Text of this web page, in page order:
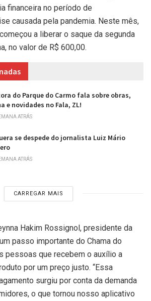
financeira no período de
causada pela pandemia. Neste mês,
a liberar o saque da segunda
no valor de R$ 600,00.
do Parque do Carmo fala sobre obras,
e novidades no Fala, ZL!
ATRÁS
se despede do jornalista Luiz Mário
ATRÁS
CARREGAR MAIS
Hakim Rossignol, presidente da
passo importante do Chama do
pessoas que recebem o auxílio a
por um preço justo. “Essa
surgiu por conta da demanda
o que tornou nosso aplicativo